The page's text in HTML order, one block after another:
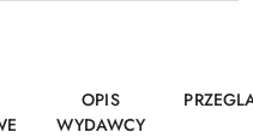
OPIS
WYDAWCY